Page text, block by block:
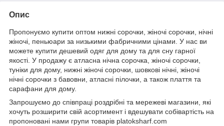
Опис
Пропонуємо купити оптом нижні сорочки, жіночі сорочки, нічні
жіночі, пеньюари за низькими фабричними цінами. У нас ви
можете купити дешевий одяг для дому та для сну гарної
якості. У продажу є атласна нічна сорочка, жіночі сорочки,
туніки для дому, нижні жіночі сорочки, шовкові нічні, жіночі
нічні сорочки з бавовни, атласні пілочки, а також плаття та
сарафани для дому.
Запрошуємо до співпраці роздрібні та мережеві магазини, які
хочуть розширити свій асортимент і вдешувати собівартість на
пропоновані нами групи товарів platoksharf.com